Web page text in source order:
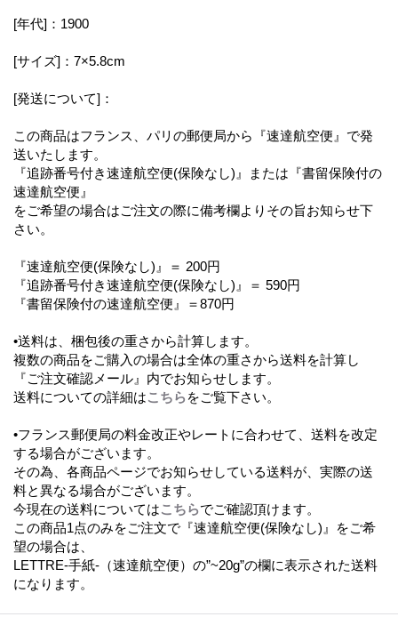
[年代]：1900
[サイズ]：7×5.8cm
[発送について]：
この商品はフランス、パリの郵便局から『速達航空便』で発
送いたします。
『追跡番号付き速達航空便(保険なし)』または『書留保険付の
速達航空便』
をご希望の場合はご注文の際に備考欄よりその旨お知らせ下
さい。
『速達航空便(保険なし)』＝ 200円
『追跡番号付き速達航空便(保険なし)』＝ 590円
『書留保険付の速達航空便』＝870円
•送料は、梱包後の重さから計算します。
複数の商品をご購入の場合は全体の重さから送料を計算し
『ご注文確認メール』内でお知らせします。
送料についての詳細はこちらをご覧下さい。
•フランス郵便局の料金改正やレートに合わせて、送料を改定
する場合がございます。
その為、各商品ページでお知らせしている送料が、実際の送
料と異なる場合がございます。
今現在の送料についてはこちらでご確認頂けます。
この商品1点のみをご注文で『速達航空便(保険なし)』をご希
望の場合は、
LETTRE-手紙-（速達航空便）の”~20g”の欄に表示された送料
になります。